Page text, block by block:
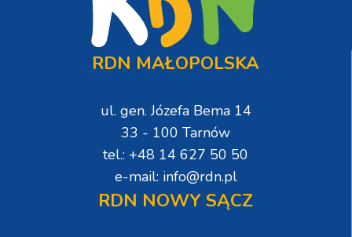
RDN MAŁOPOLSKA
ul. gen. Józefa Bema 14
33 - 100 Tarnów
tel.: +48 14 627 50 50
e-mail: info@rdn.pl
RDN NOWY SĄCZ